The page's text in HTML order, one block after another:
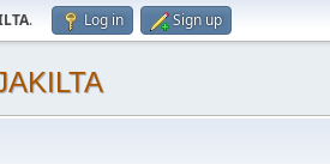
. Log in Sign up